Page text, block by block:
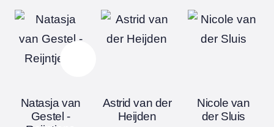
Natasja van
Gestel -
Astrid van der
Heijden
Nicole van
der Sluis